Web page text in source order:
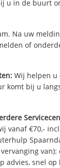
u in de buurt
Na uw
of
Wij helpen u
komt bij u
vanaf €70,-
van):
advies, snel op